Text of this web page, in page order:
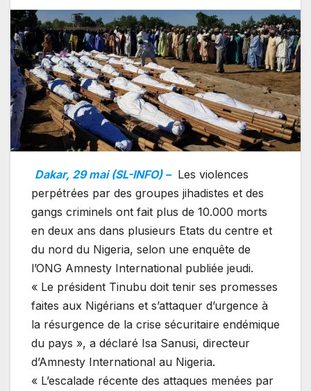
Dakar, 29 mai (SL-INFO) – Les violences
perpétrées par des groupes jihadistes et des
gangs criminels ont fait plus de 10.000 morts
en deux ans dans plusieurs Etats du centre et
du nord du Nigeria, selon une enquête de
l’ONG Amnesty International publiée jeudi.
« Le président Tinubu doit tenir ses promesses
faites aux Nigérians et s’attaquer d’urgence à
la résurgence de la crise sécuritaire endémique
du pays », a déclaré Isa Sanusi, directeur
d’Amnesty International au Nigeria.
« L’escalade récente des attaques menées par